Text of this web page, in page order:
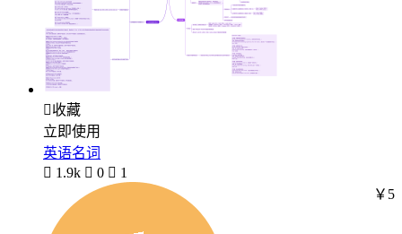
收藏
立即使用
英语名词
 1.9k  0  1
￥5